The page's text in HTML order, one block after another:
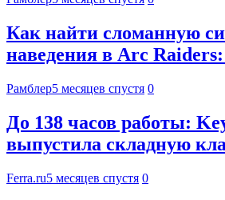
Как найти сломанную
наведения в Arc
Рамблер5 месяцев спустя 0
До 138 часов работы:
выпустила складную
Ferra.ru5 месяцев спустя 0